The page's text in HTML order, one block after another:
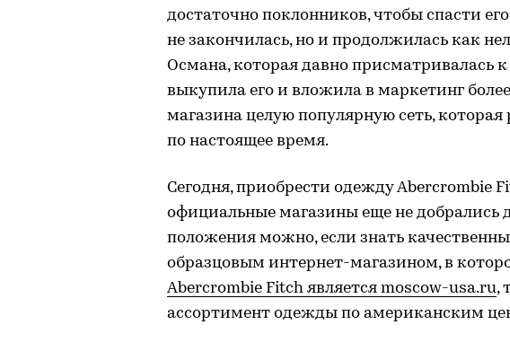
достаточно поклонников, чтобы спасти
не закончилась, но и продолжилась как
Османа, которая давно присматривалась
выкупила его и вложила в маркетинг
магазина целую популярную сеть, которая
по настоящее время.
Сегодня, приобрести одежду Abercrombie
официальные магазины еще не добрались
положения можно, если знать
образцовым интернет-магазином, в
Abercrombie Fitch является moscow-usa.ru,
ассортимент одежды по американским